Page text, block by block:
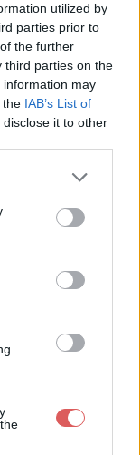
utilized by
parties prior to
the further
third parties on the
information may
the IAB’s List of
it to other
sur
C
HUIL